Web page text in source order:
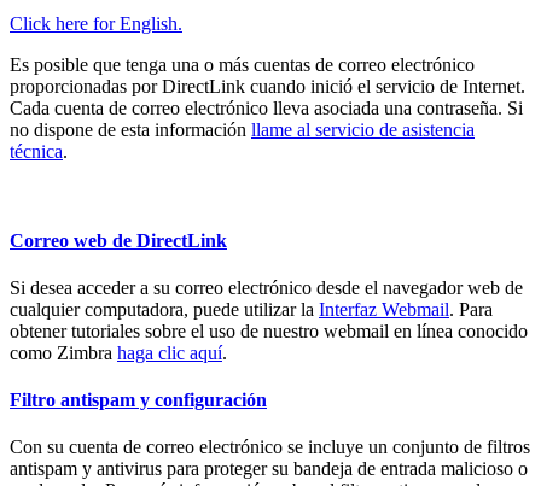
Click here for English.
Es posible que tenga una o más cuentas de correo electrónico
proporcionadas por DirectLink cuando inició el servicio de Internet.
Cada cuenta de correo electrónico lleva asociada una contraseña. Si
no dispone de esta información llame al servicio de asistencia
técnica.
Correo web de DirectLink
Si desea acceder a su correo electrónico desde el navegador web de
cualquier computadora, puede utilizar la Interfaz Webmail. Para
obtener tutoriales sobre el uso de nuestro webmail en línea conocido
como Zimbra haga clic aquí.
Filtro antispam y configuración
Con su cuenta de correo electrónico se incluye un conjunto de filtros
antispam y antivirus para proteger su bandeja de entrada malicioso o